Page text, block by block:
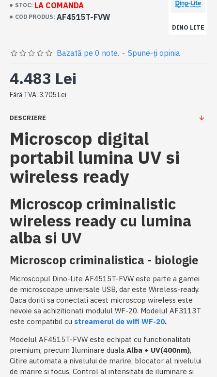
STOC: LA COMANDA
COD PRODUS: AF4515T-FVW
DINO LITE
Bazată pe 0 note. - Spune-ţi opinia
4.483 Lei
Fără TVA: 3.705 Lei
DESCRIERE
Microscop digital
portabil lumina UV si
wireless ready
Microscop criminalistic
wireless ready cu lumina
alba si UV
Microscop criminalistica - biologie
Microscopul Dino-Lite AF4515T-FVW este parte a gamei
de microscoape universale USB, dar este Wireless-ready.
Daca doriti sa conectati acest microscop wireless este
nevoie sa achizitionati modulul WF-20. Modelul AF3113T
este compatibil cu streamerul de wifi WF-20.
Modelul AF4515T-FVW este echipat cu functionalitati
premium, precum Iluminare duala Alba + UV(400nm),
Citire automata a nivelului de marire, blocator al nivelului
de marire si focus, Control al intensitatii de iluminare si